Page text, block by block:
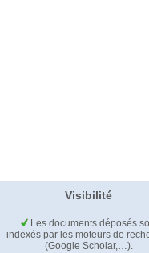
Visibilité
Les documents déposés
indexés par les moteurs de
(Google Scholar,…).